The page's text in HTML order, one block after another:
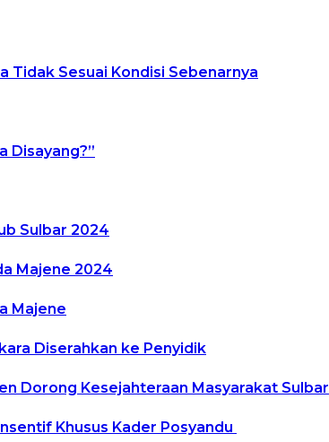
Tidak Sesuai Kondisi Sebenarnya
Disayang?”
Sulbar 2024
Majene 2024
Majene
Diserahkan ke Penyidik
Dorong Kesejahteraan Masyarakat Sulbar
Khusus Kader Posyandu